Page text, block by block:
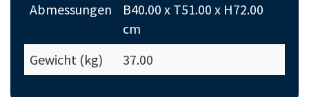
Abmessungen
B40.00 x T51.00 x H72.00
cm
Gewicht (kg)
37.00